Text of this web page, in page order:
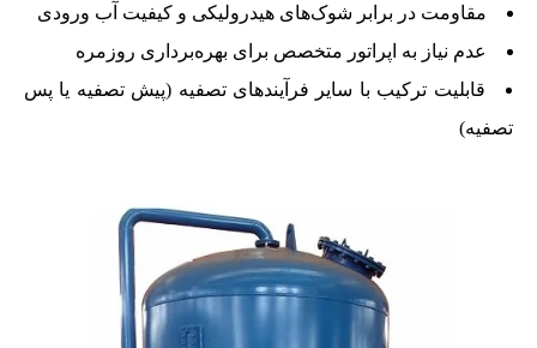
مقاومت در برابر شوک‌های هیدرولیکی و کیفیت آب ورودی
عدم نیاز به اپراتور متخصص برای بهره‌برداری روزمره
قابلیت ترکیب با سایر فرآیندهای تصفیه (پیش تصفیه یا پس
تصفیه)